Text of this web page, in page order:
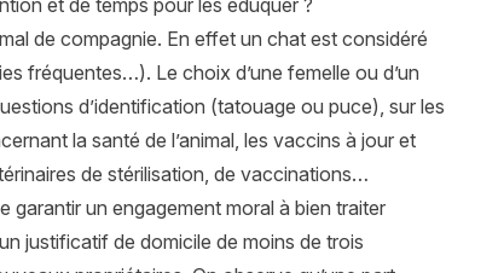
de compagnie. En effet un chat est considéré
fréquentes…). Le choix d’une femelle ou d’un
d’identification (tatouage ou puce), sur les
la santé de l’animal, les vaccins à jour et
de stérilisation, de vaccinations…
garantir un engagement moral à bien traiter
justificatif de domicile de moins de trois